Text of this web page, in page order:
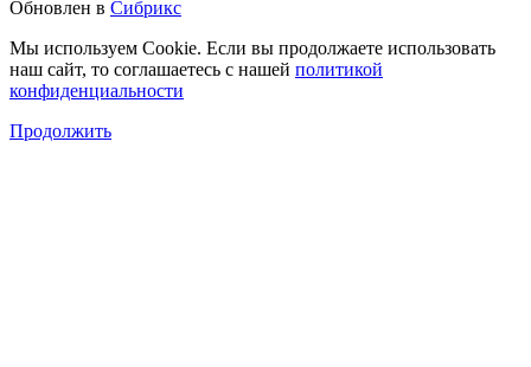
Обновлен в Сибрикс
Мы используем Cookie. Если вы продолжаете использовать
наш сайт, то соглашаетесь с нашей политикой
конфиденциальности
Продолжить